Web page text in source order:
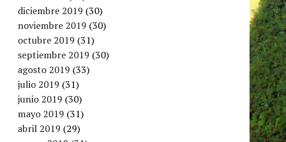
diciembre 2019 (30)
noviembre 2019 (30)
octubre 2019 (31)
septiembre 2019 (30)
agosto 2019 (33)
julio 2019 (31)
junio 2019 (30)
mayo 2019 (31)
abril 2019 (29)